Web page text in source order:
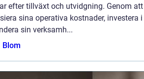
efter tillväxt och utvidgning. Genom
sina operativa kostnader, investera
sin verksamh...
Blom